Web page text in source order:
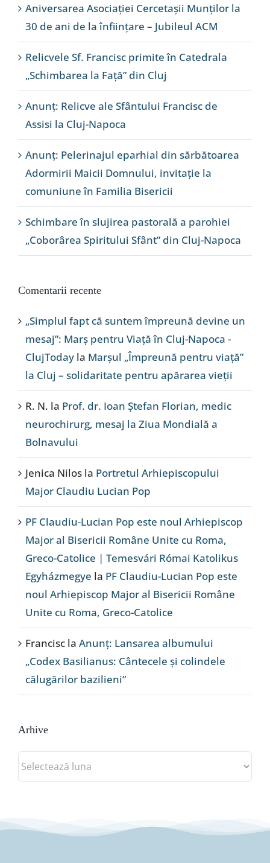
Aniversarea Asociației Cercetașii Munților la
30 de ani de la înființare – Jubileul ACM
Relicvele Sf. Francisc primite în Catedrala
„Schimbarea la Față” din Cluj
Anunț: Relicve ale Sfântului Francisc de
Assisi la Cluj-Napoca
Anunț: Pelerinajul eparhial din sărbătoarea
Adormirii Maicii Domnului, invitație la
comuniune în Familia Bisericii
Schimbare în slujirea pastorală a parohiei
„Coborârea Spiritului Sfânt” din Cluj-Napoca
Comentarii recente
„Simplul fapt că suntem împreună devine un
mesaj”: Marș pentru Viață în Cluj-Napoca -
ClujToday la Marșul „Împreună pentru viață”
la Cluj – solidaritate pentru apărarea vieții
R. N. la Prof. dr. Ioan Ștefan Florian, medic
neurochirurg, mesaj la Ziua Mondială a
Bolnavului
Jenica Nilos la Portretul Arhiepiscopului
Major Claudiu Lucian Pop
PF Claudiu-Lucian Pop este noul Arhiepiscop
Major al Bisericii Române Unite cu Roma,
Greco-Catolice | Temesvári Római Katolikus
Egyházmegye la PF Claudiu-Lucian Pop este
noul Arhiepiscop Major al Bisericii Române
Unite cu Roma, Greco-Catolice
Francisc la Anunț: Lansarea albumului
„Codex Basilianus: Cântecele și colindele
călugărilor bazilieni”
Arhive
Arhive